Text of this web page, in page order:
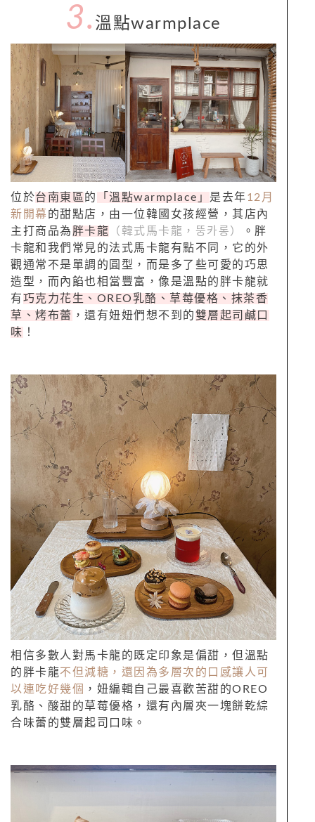
3. 溫點warmplace
位於台南東區 的 「 溫點warmplace」 是去年12月
新開幕 的甜點店，由一位韓國女孩經營，其店內
主打商品為 胖卡龍 （韓式馬卡龍，뚱카롱）
。胖
卡龍和我們常見的法式馬卡龍有點不同，它的外
觀通常不是單調的圓型，而是多了些可愛的巧思
造型，而內餡也相當豐富，像是溫點的胖卡龍就
有巧克力花生、OREO乳酪、草莓優格、抹茶香
草、烤布蕾 ，還有妞妞們想不到的雙層起司鹹口
味 ！
相信多數人對馬卡龍的既定印象是偏甜，但溫點
的胖卡龍不但減糖，還因為多層次的口感讓人可
以連吃好幾個
，妞編輯自己最喜歡苦甜的OREO
乳酪、酸甜的草莓優格，還有內層夾一塊餅乾綜
合味蕾的雙層起司口味。